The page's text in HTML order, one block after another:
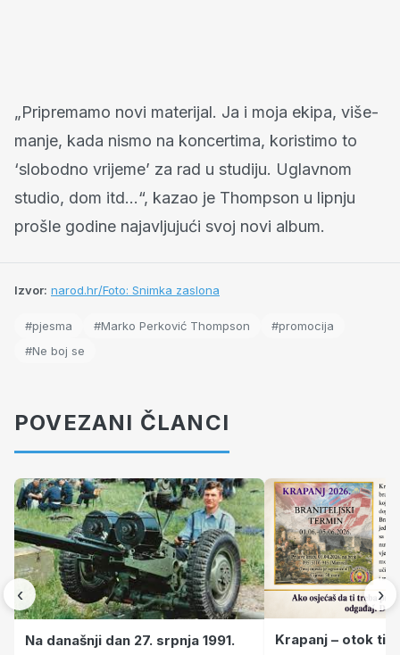
„Pripremamo novi materijal. Ja i moja ekipa, više-
manje, kada nismo na koncertima, koristimo to
‘slobodno vrijeme’ za rad u studiju. Uglavnom
studio, dom itd…“, kazao je Thompson u lipnju
prošle godine najavljujući svoj novi album.
Izvor: narod.hr/Foto: Snimka zaslona
#pjesma #Marko Perković Thompson
#promocija
#Ne boj se
POVEZANI ČLANCI
‹
Na današnji dan 27. srpnja 1991.
Krapanj – otok
›